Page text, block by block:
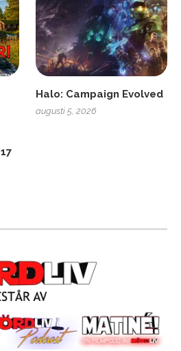
Halo: Campaign Evolved
augusti 5, 2026